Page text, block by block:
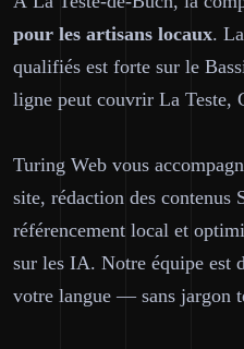
pour les artisans locaux.
qualifiés est forte sur le
ligne peut couvrir La Teste,
Turing Web vous
site, rédaction des contenus
référencement local et
sur les IA. Notre équipe est
votre langue — sans jargon